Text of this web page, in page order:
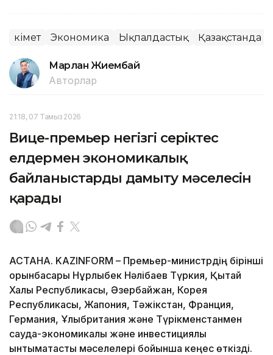
Үкімет Экономика Ықпалдастық Қазақстанда
Марлан Жиембай
Авторлар
21:18, 07 Тамыз 2026
Вице-премьер негізгі серіктес
елдермен экономикалық
байланыстарды дамыту мәселесін
қарады
АСТАНА. KAZINFORM – Премьер-министрдің бірінші
орынбасары Нұрлыбек Нәлібаев Түркия, Қытай
Халық Республикасы, Әзербайжан, Корея
Республикасы, Жапония, Тәжікстан, Франция,
Германия, Ұлыбритания және Түрікменстанмен
сауда-экономикалық және инвестициялық
ынтымақтастық мәселелері бойынша кеңес өткізді.